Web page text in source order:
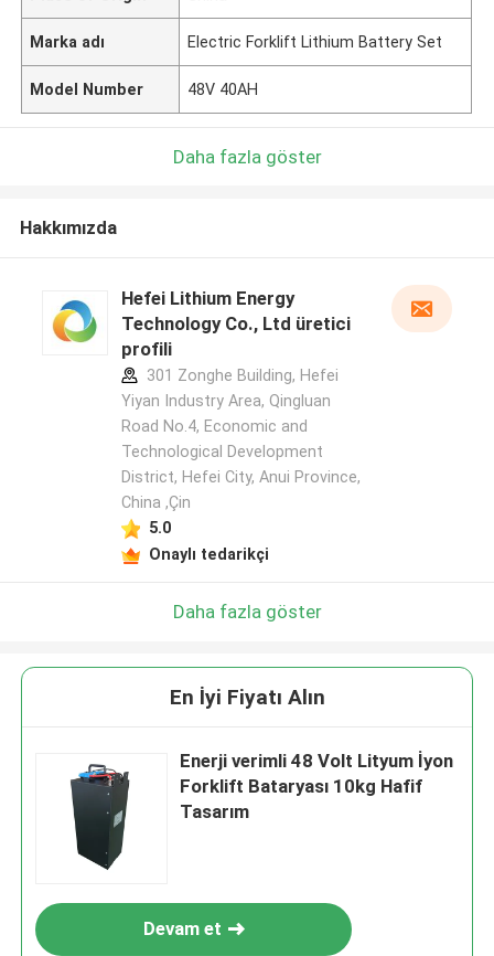
Marka adı Electric Forklift Lithium Battery Set
Model Number 48V 40AH
Daha fazla göster
Hakkımızda
Hefei Lithium Energy
Technology Co., Ltd üretici
profili
301 Zonghe Building, Hefei
Yiyan Industry Area, Qingluan
Road No.4, Economic and
Technological Development
District, Hefei City, Anui Province,
China ,Çin
5.0
Onaylı tedarikçi
Daha fazla göster
En İyi Fiyatı Alın
Enerji verimli 48 Volt Lityum İyon
Forklift Bataryası 10kg Hafif
Tasarım
Devam et